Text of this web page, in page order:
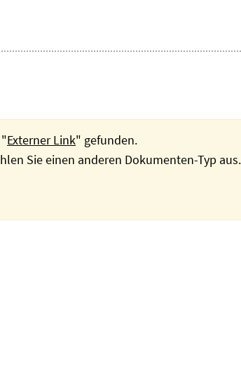
Externer Link" gefunden.
Sie einen anderen Dokumenten-Typ aus.